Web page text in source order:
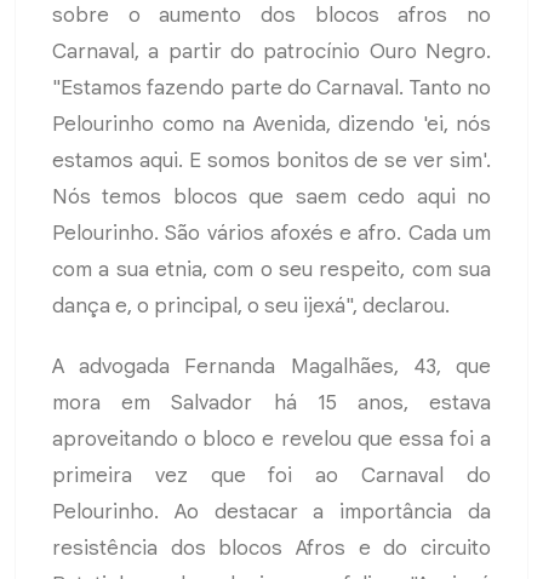
sobre o aumento dos blocos afros no
Carnaval, a partir do patrocínio Ouro Negro.
"Estamos fazendo parte do Carnaval. Tanto no
Pelourinho como na Avenida, dizendo 'ei, nós
estamos aqui. E somos bonitos de se ver sim'.
Nós temos blocos que saem cedo aqui no
Pelourinho. São vários afoxés e afro. Cada um
com a sua etnia, com o seu respeito, com sua
dança e, o principal, o seu ijexá", declarou.
A advogada Fernanda Magalhães, 43, que
mora em Salvador há 15 anos, estava
aproveitando o bloco e revelou que essa foi a
primeira vez que foi ao Carnaval do
Pelourinho. Ao destacar a importância da
resistência dos blocos Afros e do circuito